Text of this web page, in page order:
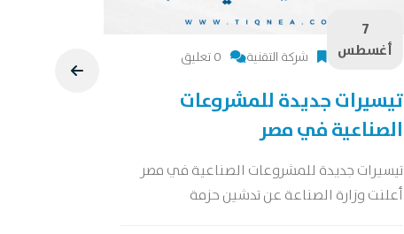
7
أغسطس
شركة التقنية 0 تعليق
تيسيرات جديدة للمشروعات
الصناعية في مصر
تيسيرات جديدة للمشروعات الصناعية في مصر
أعلنت وزارة الصناعة عن تدشين حزمة